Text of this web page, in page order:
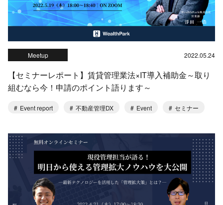
Meetup 2022.05.24
【セミナーレポート】賃貸管理業法×IT導入補助金～取り
組むなら今！申請のポイント語ります～
Event report 不動産管理DX Event セミナー